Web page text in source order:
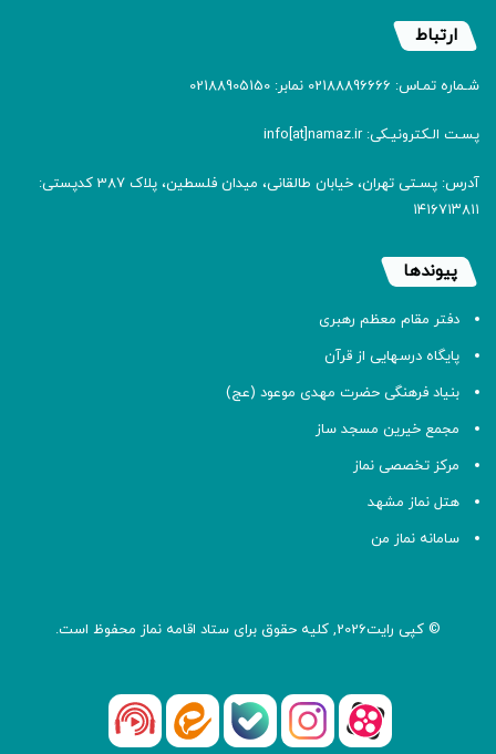
ارتباط
شـماره تمـاس: 02188896666 نمابر: 02188905150
پسـت الـکترونیـکی: info[at]namaz.ir
آدرس: پسـتی تهران، خیابان طالقانی، میدان فلسطین، پلاک 387 کدپستی:
۱۴۱۶۷۱۳۸۱۱
پیوندها
دفتر مقام معظم رهبری
پایگاه درسهایی از قرآن
بنیاد فرهنگی حضرت مهدی موعود (عج)
مجمع خیرین مسجد ساز
مرکز تخصصی نماز
هتل نماز مشهد
سامانه نماز من
© کپی رایت2026, کلیه حقوق برای ستاد اقامه نماز محفوظ است.
آپارات اینستاگرام
بله ایتا